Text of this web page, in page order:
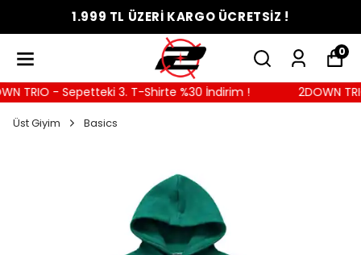
1.999 TL ÜZERİ KARGO ÜCRETSİZ !
0
TRIO - Sepetteki 3. T-Shirte %30 İndirim ! 2DOWN
Üst Giyim Basics